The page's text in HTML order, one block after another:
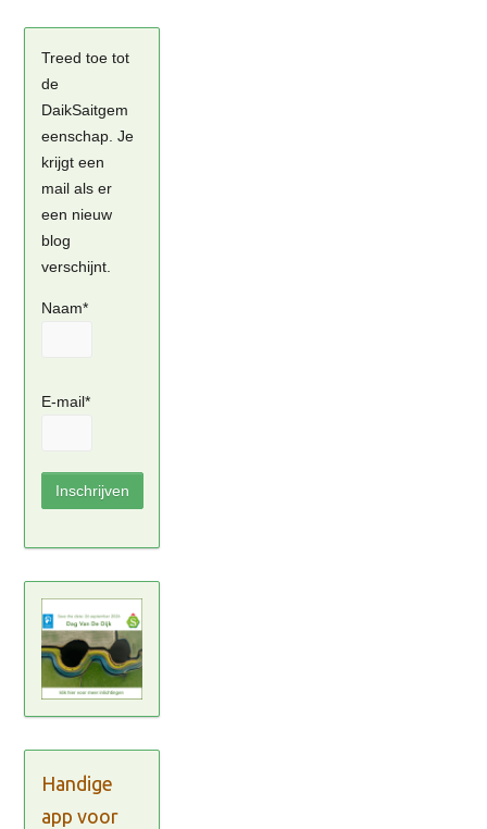
Treed toe tot
de
DaikSaitgem
eenschap. Je
krijgt een
mail als er
een nieuw
blog
verschijnt.
Naam*
E-mail*
Handige
app voor